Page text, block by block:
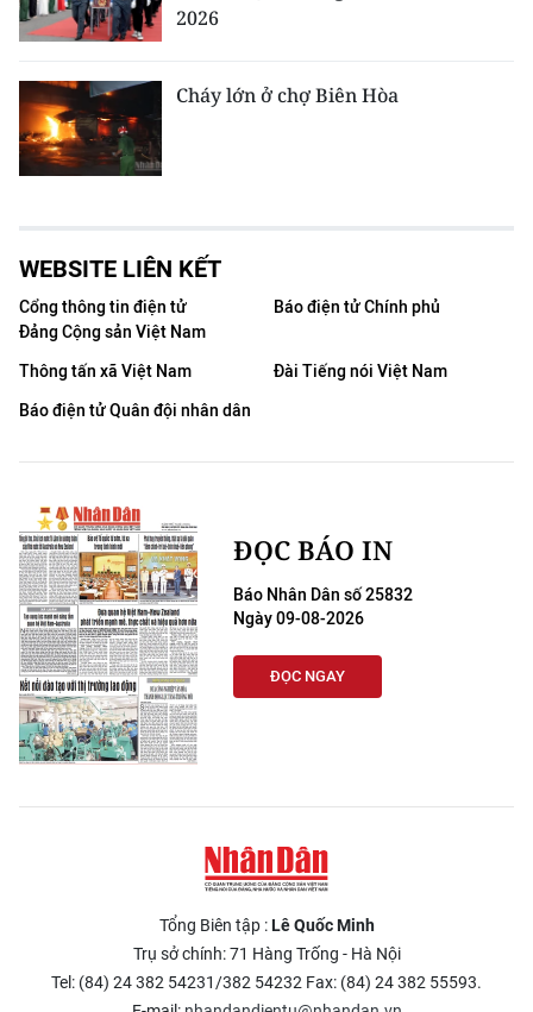
2026
Cháy lớn ở chợ Biên Hòa
WEBSITE LIÊN KẾT
Cổng thông tin điện tử
Đảng Cộng sản Việt Nam
Báo điện tử Chính phủ
Thông tấn xã Việt Nam
Đài Tiếng nói Việt Nam
Báo điện tử Quân đội nhân dân
ĐỌC BÁO IN
Báo Nhân Dân số 25832
Ngày 09-08-2026
ĐỌC NGAY
Tổng Biên tập :Lê Quốc Minh
Trụ sở chính: 71 Hàng Trống - Hà Nội
Tel: (84) 24 382 54231/382 54232 Fax: (84) 24 382 55593.